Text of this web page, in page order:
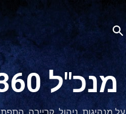
מנכ"ל 360 CEO - מנהיגות והתפתחות אישית